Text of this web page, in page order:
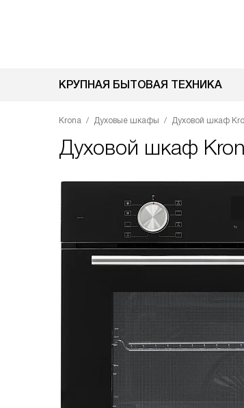
КРУПНАЯ БЫТОВАЯ ТЕХНИКА
Krona Духовые шкафы Духовой шкаф
Духовой шкаф